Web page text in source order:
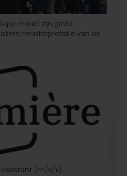
maakt zijn grote
herinterpretatie van de
assistent (m/v/x)